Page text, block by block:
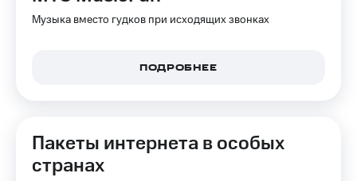
Музыка вместо гудков при исходящих звонках
ПОДРОБНЕЕ
Пакеты интернета в особых
странах